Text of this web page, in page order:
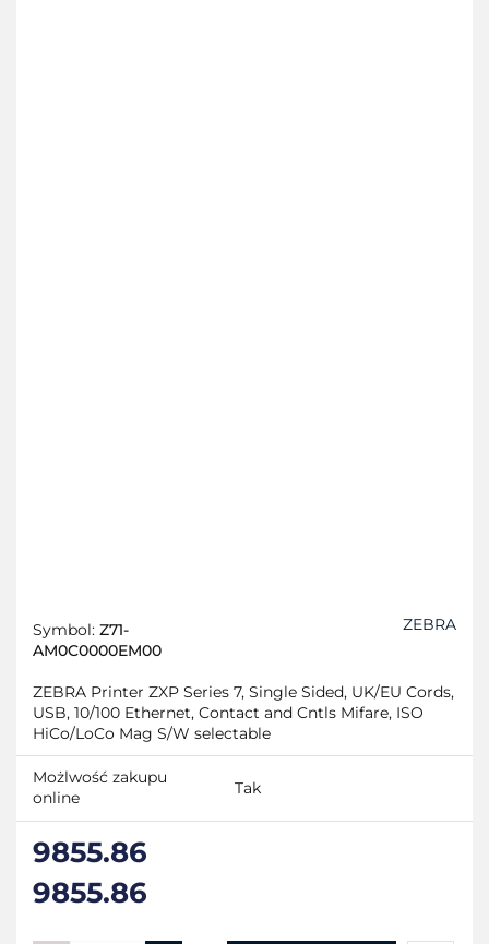
Symbol: Z71-
AM0C0000EM00
ZEBRA
ZEBRA Printer ZXP Series 7, Single Sided, UK/EU Cords,
USB, 10/100 Ethernet, Contact and Cntls Mifare, ISO
HiCo/LoCo Mag S/W selectable
Możlwość zakupu
online
Tak
9855.86
9855.86